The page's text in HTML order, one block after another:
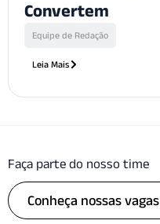
Convertem
Equipe de Redação
Leia Mais
Faça parte do nosso time
Conheça nossas vagas